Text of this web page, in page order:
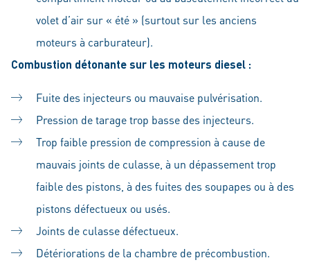
volet d’air sur « été » (surtout sur les anciens
moteurs à carburateur).
Combustion détonante sur les moteurs diesel :
Fuite des injecteurs ou mauvaise pulvérisation.
Pression de tarage trop basse des injecteurs.
Trop faible pression de compression à cause de
mauvais joints de culasse, à un dépassement trop
faible des pistons, à des fuites des soupapes ou à des
pistons défectueux ou usés.
Joints de culasse défectueux.
Détériorations de la chambre de précombustion.